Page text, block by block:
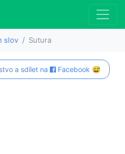
slov Sutura
a sdílet na Facebook 😅